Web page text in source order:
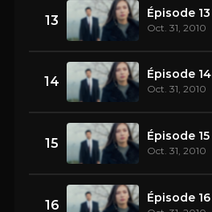
13 Épisode 13
Oct. 31, 2010
14 Épisode 14
Oct. 31, 2010
15 Épisode 15
Oct. 31, 2010
16 Épisode 16